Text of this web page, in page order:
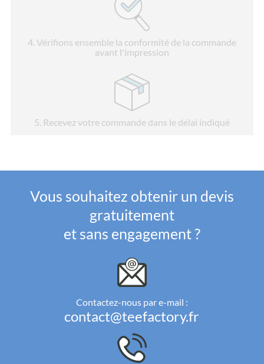
4. Vérifions ensemble la conformité de la commande
avant l'impression
5. Recevez votre commande dans le délai indiqué
Vous souhaitez obtenir un devis
gratuitement
et sans engagement ?
Contactez-nous par e-mail :
contact@teefactory.fr